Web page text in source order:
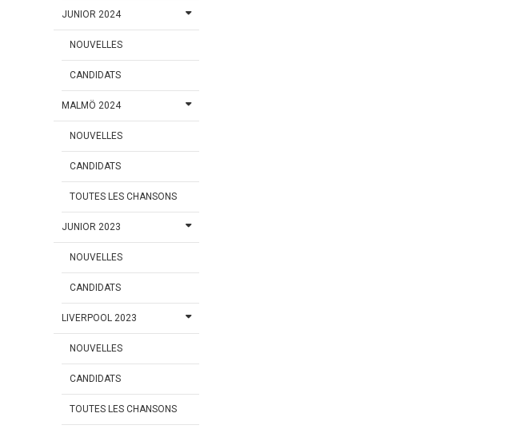
JUNIOR 2024
NOUVELLES
CANDIDATS
MALMÖ 2024
NOUVELLES
CANDIDATS
TOUTES LES CHANSONS
JUNIOR 2023
NOUVELLES
CANDIDATS
LIVERPOOL 2023
NOUVELLES
CANDIDATS
TOUTES LES CHANSONS